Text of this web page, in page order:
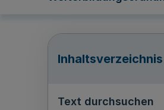
Inhaltsverzeichnis
Text durchsuchen